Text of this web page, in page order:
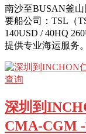
南沙至BUSAN釜
要船公司：TSL（
140USD / 40HQ
提供专业海运服务。
深圳到
CMA-CGM